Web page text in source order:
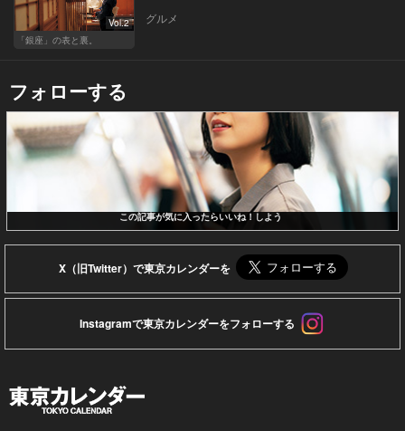
Vol.2
「銀座」の表と裏。
グルメ
フォローする
この記事が気に入ったらいいね！しよう
X（旧Twitter）で東京カレンダーを
Instagramで東京カレンダーをフォローする